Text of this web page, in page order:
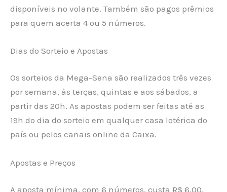
disponíveis no volante. Também são pagos prêmios
para quem acerta 4 ou 5 números.
Dias do Sorteio e Apostas
Os sorteios da Mega-Sena são realizados três vezes
por semana, às terças, quintas e aos sábados, a
partir das 20h. As apostas podem ser feitas até as
19h do dia do sorteio em qualquer casa lotérica do
país ou pelos canais online da Caixa.
Apostas e Preços
A aposta mínima, com 6 números, custa R$ 6,00.